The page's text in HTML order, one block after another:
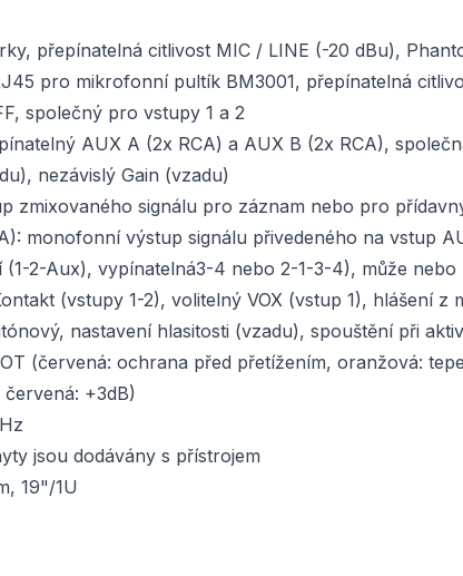
přepínatelná citlivost MIC / LINE (-20 dBu),
pro mikrofonní pultík BM3001, přepínatelná
společný pro vstupy 1 a 2
AUX A (2x RCA) a AUX B (2x RCA),
nezávislý Gain (vzadu)
zmixovaného signálu pro záznam nebo pro
monofonní výstup signálu přivedeného na vstup
2-Aux), vypínatelná3-4 nebo 2-1-3-4), může
(vstupy 1-2), volitelný VOX (vstup 1), hlášení
nastavení hlasitosti (vzadu), spouštění při
(červená: ochrana před přetížením, oranžová:
+3dB)
jsou dodávány s přístrojem
19"/1U